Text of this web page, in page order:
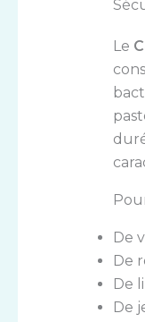
Le
De
De
De
De